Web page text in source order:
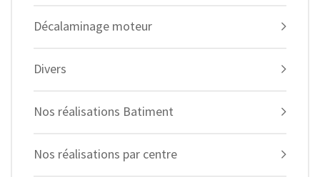
Décalaminage moteur
Divers
Nos réalisations Batiment
Nos réalisations par centre